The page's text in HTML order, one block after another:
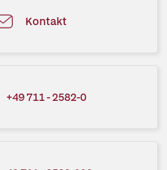
Kontakt
+49 711 - 2582-0